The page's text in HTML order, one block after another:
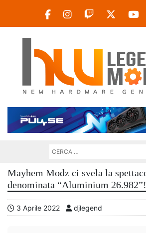
Mayhem Modz ci svela la
denominata “Aluminium 26.982”!
3 Aprile 2022 djlegend